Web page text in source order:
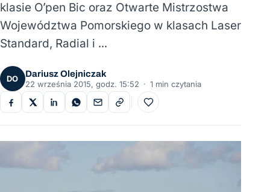
klasie O’pen Bic oraz Otwarte Mistrzostwa
Województwa Pomorskiego w klasach Laser
Standard, Radial i …
DO
Dariusz Olejniczak
22 września 2015, godz. 15:52 · 1 min czytania
Do ulubionych